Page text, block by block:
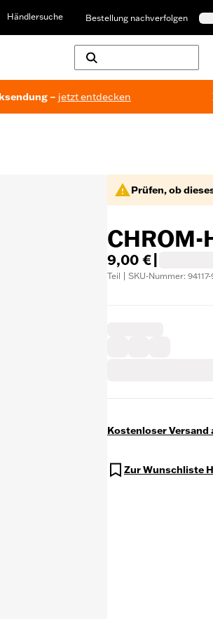
Händlersuche Bestellung nachverfolgen
– jetzt entdecken
Prüfen, ob
CHROM-
9,00 €
Teil | SKU-Nummer: 94117-
Kostenloser Versand
Zur Wunschliste